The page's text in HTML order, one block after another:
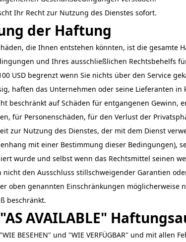
Ihr Recht zur Nutzung des Dienstes sofort.
der Haftung
die Ihnen entstehen könnten, ist die
und Ihres ausschließlichen Rechtsbehelfs
USD begrenzt wenn Sie nichts über den Service
haften das Unternehmen oder seine Lieferanten
beschränkt auf Schäden für entgangenen Gewinn,
für Personenschäden, für den Verlust der
zur Nutzung des Dienstes, der mit dem Dienst
mit einer Bestimmung dieser Bedingungen),
wurde und selbst wenn das Rechtsmittel seinen
nicht den Ausschluss stillschweigender Garantien
oben genannten Einschränkungen
beschränkt.
AVAILABLE"
BESEHEN" und "WIE VERFÜGBAR" und mit